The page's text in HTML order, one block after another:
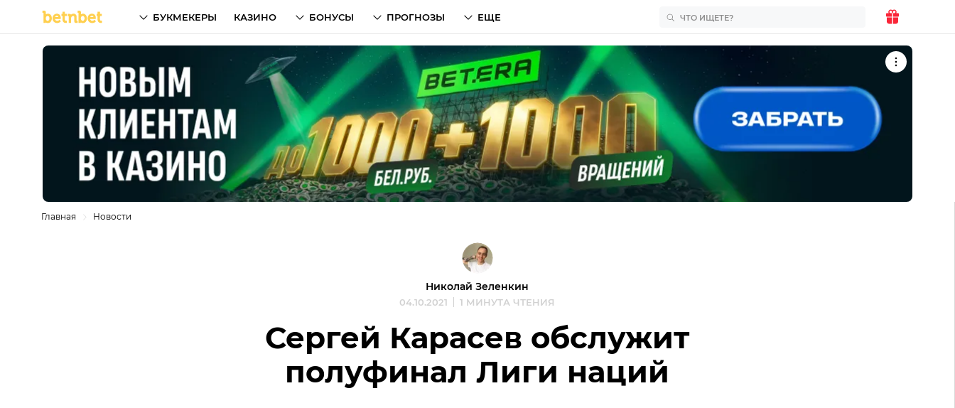
БУКМЕКЕРЫ КАЗИНО БОНУСЫ ПРОГНОЗЫ ЕЩЕ
Главная Новости
Николай Зеленкин
04.10.2021 1 МИНУТА ЧТЕНИЯ
Сергей Карасев обслужит
полуфинал Лиги наций